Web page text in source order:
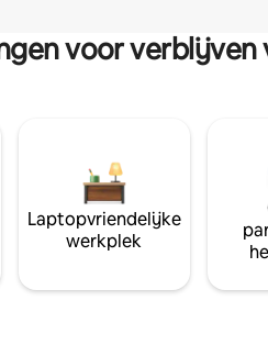
voor verblijven
Laptopvriendelijke
werkplek